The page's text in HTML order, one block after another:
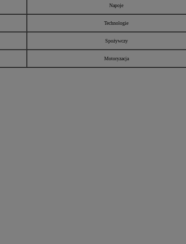
Napoje
Technologie
Spożywczy
Motoryzacja